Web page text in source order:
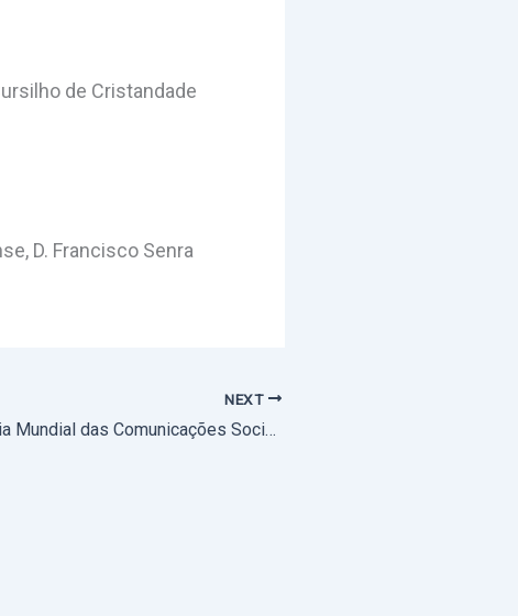
de Cristandade
D. Francisco Senra
NEXT
1 de junho: Dia Mundial das Comunicações Sociais (com mensagem do Papa Francisco)